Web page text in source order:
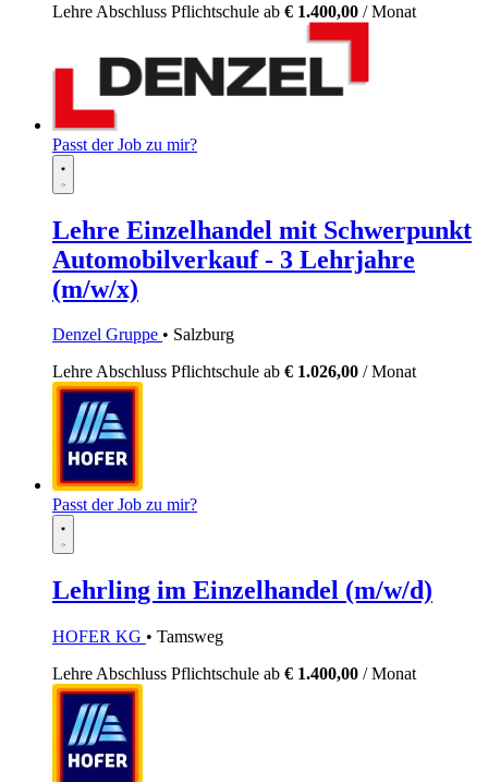
Lehre Abschluss Pflichtschule ab € 1.400,00 / Monat
Passt der Job zu mir?
Lehre Einzelhandel mit Schwerpunkt
Automobilverkauf - 3 Lehrjahre
(m/w/x)
Denzel Gruppe • Salzburg
LehreAbschluss Pflichtschule ab € 1.026,00 / Monat
Passt der Job zu mir?
Lehrling im Einzelhandel (m/w/d)
HOFER KG • Tamsweg
Lehre Abschluss Pflichtschule ab € 1.400,00 / Monat